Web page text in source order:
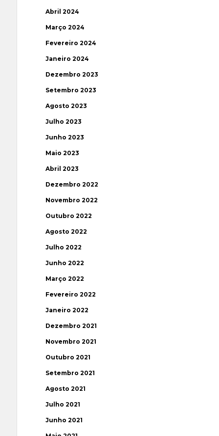
Abril 2024
Março 2024
Fevereiro 2024
Janeiro 2024
Dezembro 2023
Setembro 2023
Agosto 2023
Julho 2023
Junho 2023
Maio 2023
Abril 2023
Dezembro 2022
Novembro 2022
Outubro 2022
Agosto 2022
Julho 2022
Junho 2022
Março 2022
Fevereiro 2022
Janeiro 2022
Dezembro 2021
Novembro 2021
Outubro 2021
Setembro 2021
Agosto 2021
Julho 2021
Junho 2021